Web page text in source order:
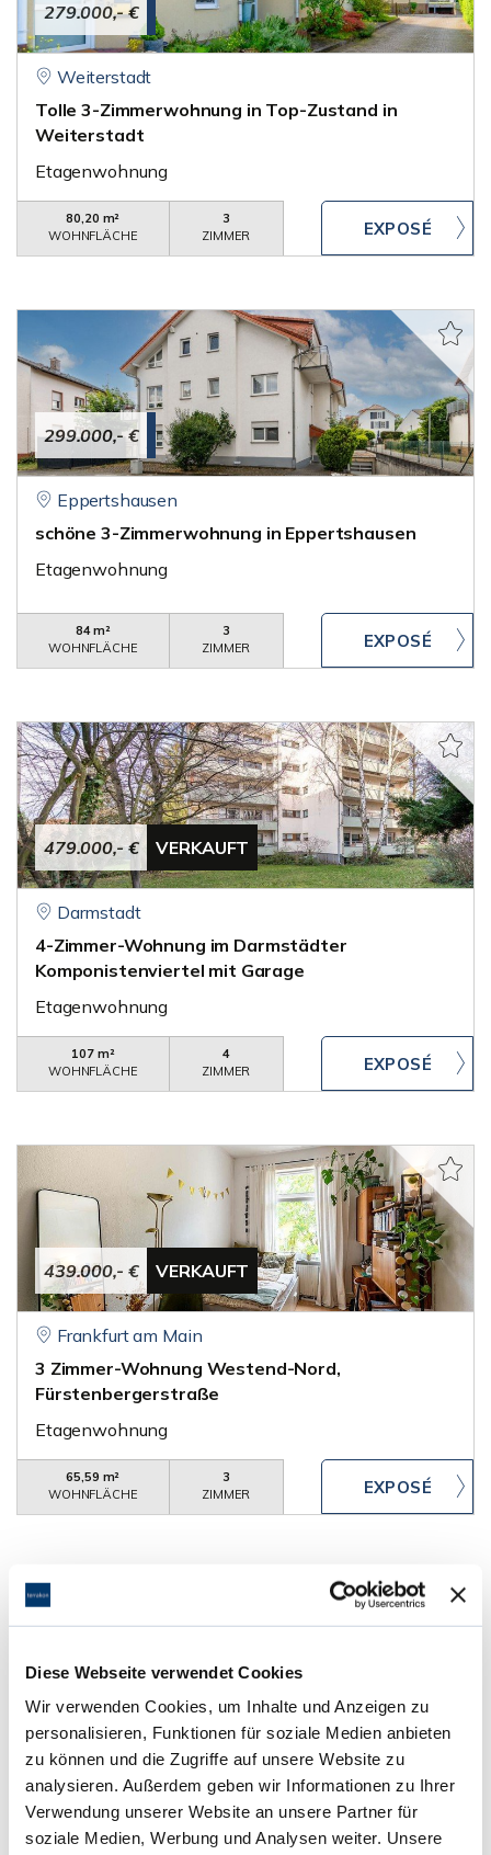
Diese Webseite verwendet Cookies
Wir verwenden Cookies, um Inhalte und Anzeigen zu
personalisieren, Funktionen für soziale Medien anbieten
zu können und die Zugriffe auf unsere Website zu
analysieren. Außerdem geben wir Informationen zu Ihrer
Verwendung unserer Website an unsere Partner für
soziale Medien, Werbung und Analysen weiter. Unsere
279.000,- €
Weiterstadt
Tolle 3-Zimmerwohnung in Top-Zustand in
Weiterstadt
Etagenwohnung
80,20 m²
WOHNFLÄCHE
3
ZIMMER
299.000,- €
Eppertshausen
schöne 3-Zimmerwohnung in Eppertshausen
Etagenwohnung
84 m²
WOHNFLÄCHE
3
ZIMMER
479.000,- € VERKAUFT
Darmstadt
4-Zimmer-Wohnung im Darmstädter
Komponistenviertel mit Garage
Etagenwohnung
107 m²
WOHNFLÄCHE
4
ZIMMER
439.000,- € VERKAUFT
Frankfurt am Main
3 Zimmer-Wohnung Westend-Nord,
Fürstenbergerstraße
Etagenwohnung
65,59 m²
WOHNFLÄCHE
3
ZIMMER
Neu-Isenburg
3-Zimmer-Dachgeschoßwohnung
Dachgeschosswohnung